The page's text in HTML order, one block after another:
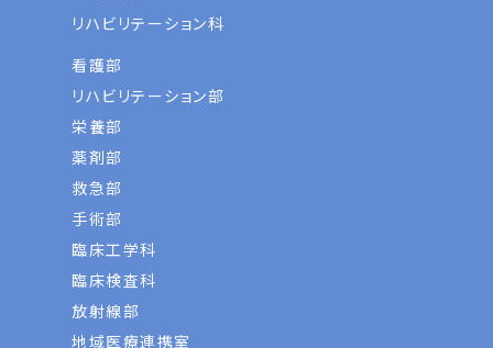
リハビリテーション科
看護部
リハビリテーション部
栄養部
薬剤部
救急部
手術部
臨床工学科
臨床検査科
放射線部
地域医療連携室